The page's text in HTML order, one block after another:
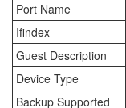
Port Name
Ifindex
Guest Description
Device Type
Backup Supported